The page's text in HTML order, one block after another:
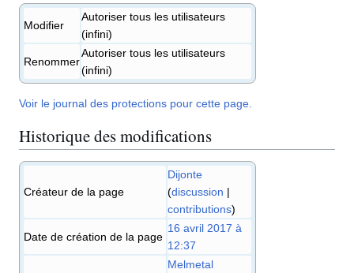
Modifier
Autoriser tous les utilisateurs
(infini)
Renommer
Autoriser tous les utilisateurs
(infini)
Voir le journal des protections pour cette page.
Historique des modifications
Créateur de la page
Dijonte
(discussion |
contributions)
Date de création de la page
16 avril 2017 à
12:37
Melmetal